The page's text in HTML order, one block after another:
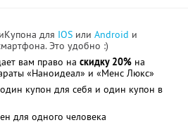
для IOS или Android и
Это удобно :)
вам право на скидку 20% на
«Наноидеал» и «Менс Люкс»
купон для себя и один купон в
для одного человека